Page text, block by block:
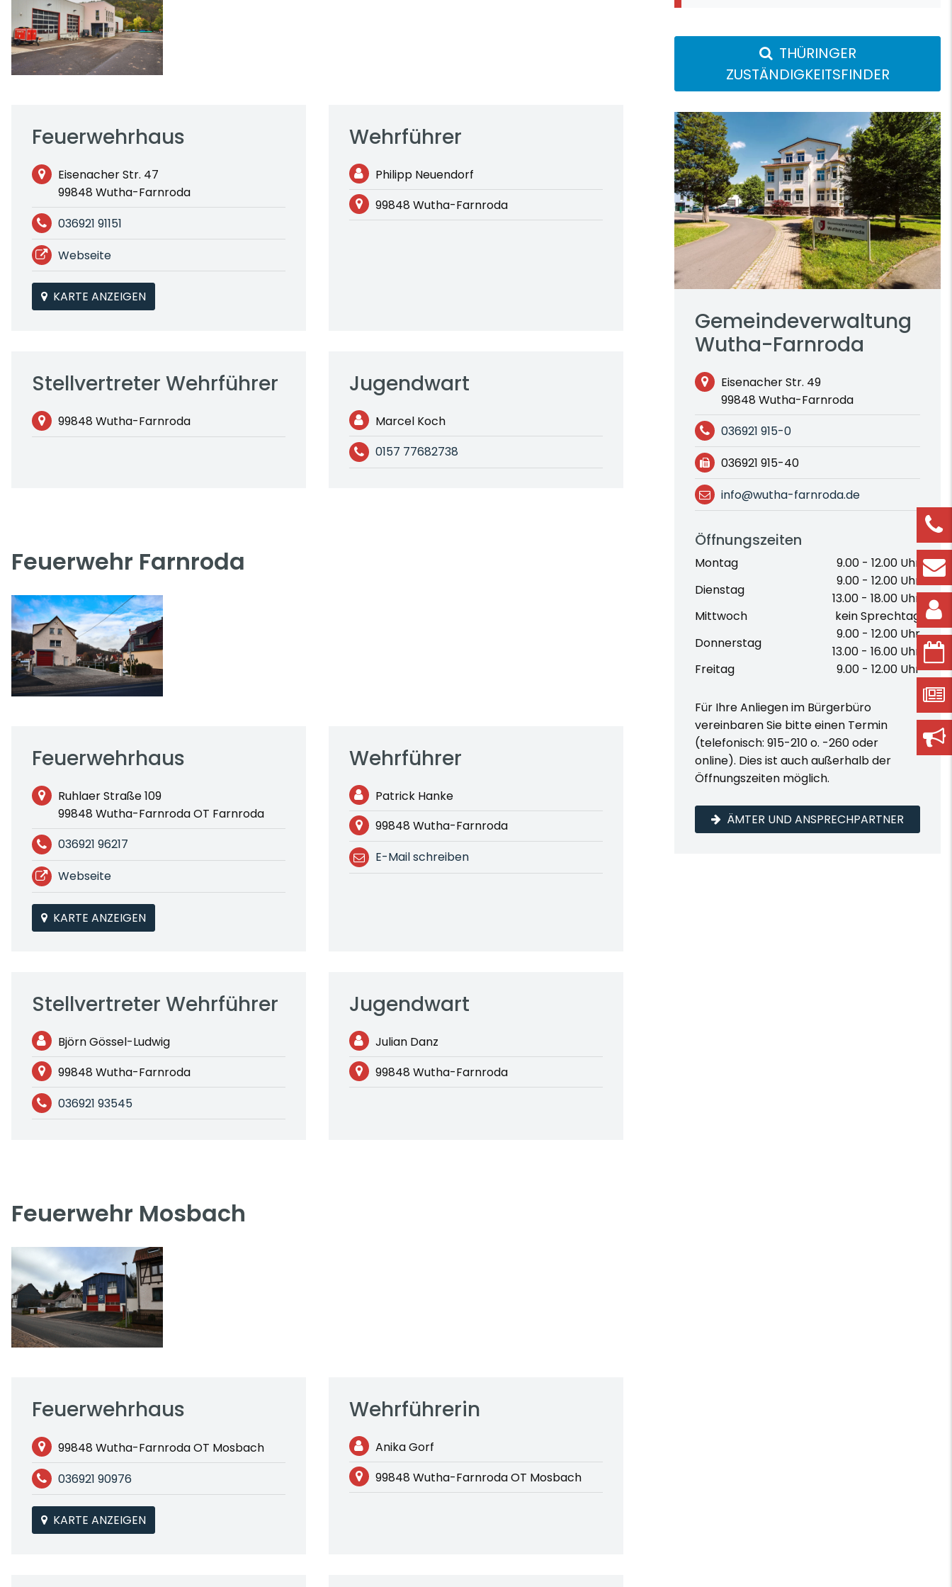
Feuerwehrhaus
Eisenacher Str. 47
99848 Wutha-Farnroda
036921 91151
Webseite
KARTE ANZEIGEN
Wehrführer
Philipp Neuendorf
99848 Wutha-Farnroda
Stellvertreter Wehrführer
99848 Wutha-Farnroda
Jugendwart
Marcel Koch
0157 77682738
Feuerwehr Farnroda
Feuerwehrhaus
Ruhlaer Straße 109
99848 Wutha-Farnroda OT Farnroda
036921 96217
Webseite
KARTE ANZEIGEN
Wehrführer
Patrick Hanke
99848 Wutha-Farnroda
E-Mail schreiben
Stellvertreter Wehrführer
Björn Gössel-Ludwig
99848 Wutha-Farnroda
036921 93545
Jugendwart
Julian Danz
99848 Wutha-Farnroda
Feuerwehr Mosbach
Feuerwehrhaus
99848 Wutha-Farnroda OT Mosbach
036921 90976
KARTE ANZEIGEN
Wehrführerin
Anika Gorf
99848 Wutha-Farnroda OT Mosbach
THÜRINGER
ZUSTÄNDIGKEITSFINDER
Gemeindeverwaltung
Wutha-Farnroda
Eisenacher Str. 49
99848 Wutha-Farnroda
036921 915-0
036921 915-40
info@wutha-farnroda.de
Öffnungszeiten
Montag
9.00 - 12.00 Uhr
Dienstag
9.00 - 12.00 Uhr
13.00 - 18.00 Uhr
Mittwoch
kein Sprechtag
Donnerstag
9.00 - 12.00 Uhr
13.00 - 16.00 Uhr
Freitag
9.00 - 12.00 Uhr
Für Ihre Anliegen im Bürgerbüro
vereinbaren Sie bitte einen Termin
(telefonisch: 915-210 o. -260 oder
online). Dies ist auch außerhalb der
Öffnungszeiten möglich.
ÄMTER UND ANSPRECHPARTNER